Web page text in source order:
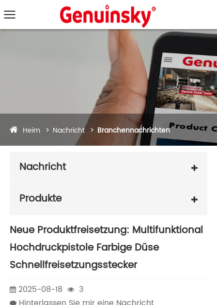
Heim Nachricht Branchennachrichten
Nachricht
Produkte
Neue Produktfreisetzung: Multifunktional
Hochdruckpistole Farbige Düse
Schnellfreisetzungsstecker
2025-08-18
3